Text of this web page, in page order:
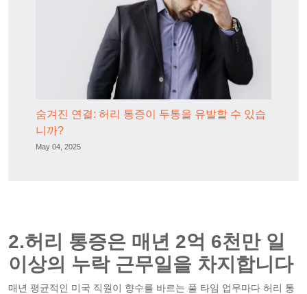
숨겨진 연결: 허리 통증이 두통을 유발할 수 있습
니까?
May 04, 2025
2.허리 통증은 매년 2억 6천만 일
이상의 누락 근무일을 차지합니다
매년 평균적인 미국 직원이 향수를 바르는 풀 타임 업무마다 허리 통